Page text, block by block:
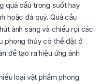
quả cầu trong suốt hay
hoặc đá quý. Quả cầu
ánh sáng và chiếu rọi các
phong thủy có thể đặt ở
để tạo ra hiệu ứng ánh
loại vật phẩm phong